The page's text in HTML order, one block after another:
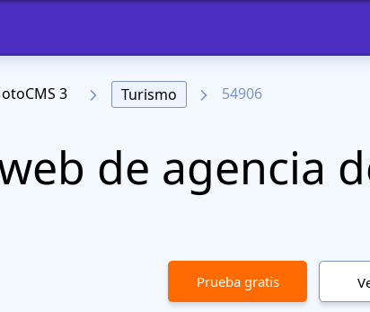
3 Turismo 54906
de agencia
Prueba gratis